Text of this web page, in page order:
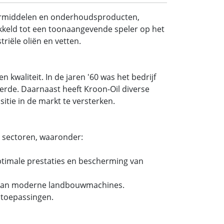
en onderhoudsproducten,
tot een toonaangevende speler op het
oliën en vetten.
kwaliteit. In de jaren '60 was het bedrijf
Daarnaast heeft Kroon-Oil diverse
in de markt te versterken.
waaronder:
prestaties en bescherming van
moderne landbouwmachines.